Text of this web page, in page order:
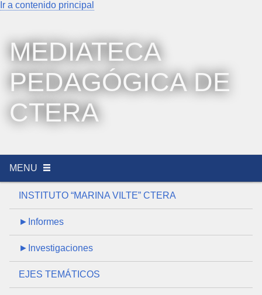
Ir a contenido principal
MEDIATECA
PEDAGÓGICA DE
CTERA
MENU
INSTITUTO “MARINA VILTE” CTERA
►Informes
►Investigaciones
EJES TEMÁTICOS